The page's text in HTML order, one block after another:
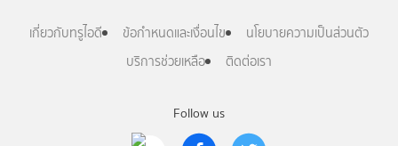
Follow us
เกี่ยวกับทรูไอดี ข้อกำหนดและเงื่อนไข
นโยบายความเป็นส่วนตัว
บริการช่วยเหลือ
ติดต่อเรา